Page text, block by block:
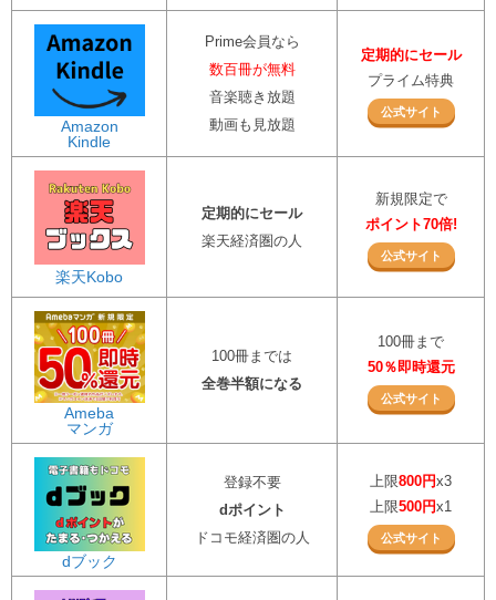
Amazon
Kindle
Prime会員なら
数百冊が無料
音楽聴き放題
動画も見放題
定期的にセール
プライム特典
公式サイト
楽天Kobo
定期的にセール
楽天経済圏の人
新規限定で
ポイント70倍!
公式サイト
Ameba
マンガ
100冊までは
全巻半額になる
100冊まで
50％即時還元
公式サイト
dブック
登録不要
dポイント
ドコモ経済圏の人
上限800円x3
上限500円x1
公式サイト